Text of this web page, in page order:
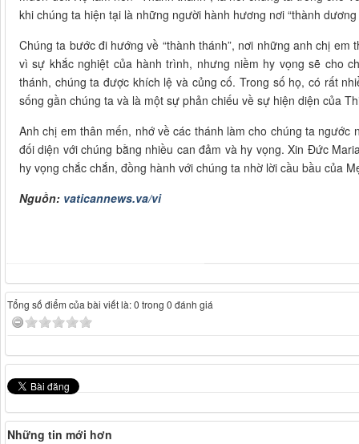
khi chúng ta hiện tại là những người hành hương nơi “thành dương
Chúng ta bước đi hướng về “thành thánh”, nơi những anh chị
vì sự khắc nghiệt của hành trình, nhưng niềm hy vọng sẽ cho
thánh, chúng ta được khích lệ và củng cố. Trong số họ, có rất
sống gần chúng ta và là một sự phản chiếu về sự hiện diện của
Anh chị em thân mến, nhớ về các thánh làm cho chúng ta
đối diện với chúng bằng nhiều can đảm và hy vọng. Xin Đức
hy vọng chắc chắn, đồng hành với chúng ta nhờ lời cầu bầu của
Nguồn: vaticannews.va/vi
Tổng số điểm của bài viết là: 0 trong 0 đánh giá
Những tin mới hơn